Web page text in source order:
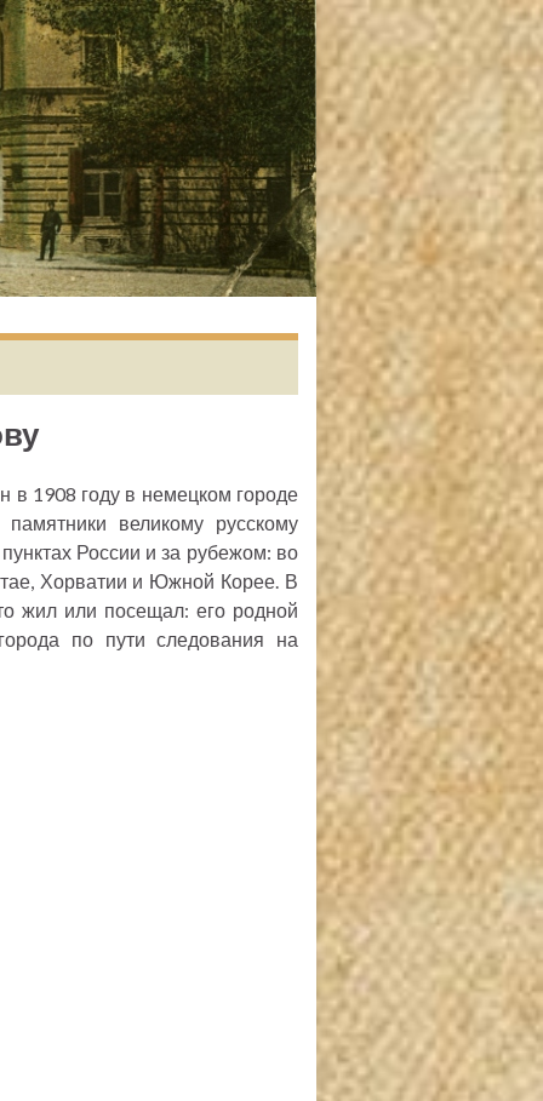
в 1908 году в немецком городе
великому русскому
России и за рубежом: во
Хорватии и Южной Корее. В
жил или посещал: его родной
по пути следования на